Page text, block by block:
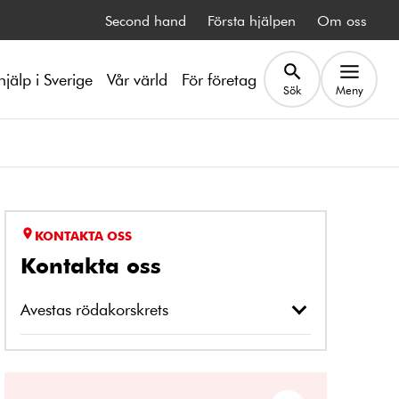
Second hand Första hjälpen Om oss
i Sverige Vår värld För företag Sök Meny
KONTAKTA OSS
Kontakta oss
Avestas rödakorskrets